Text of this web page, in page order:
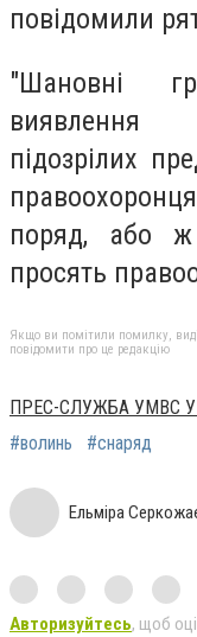
повідомили
"Шановні
виявлення
підозрілих
поряд, або
просять
Якщо ви помітили помилку,
повідомити про це редакцію
ПРЕС-СЛУЖБА УМВС
#волинь
#снаряд
Ельміра
Авторизуйтесь, щоб